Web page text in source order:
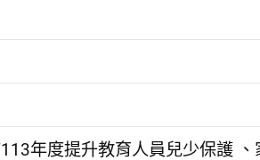
年度提升教育人員兒少保護